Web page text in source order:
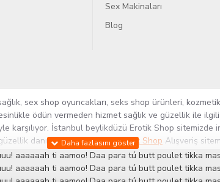
Sex Makinaları
Blog
sex shop oyuncakları, seks shop ürünleri,
ödün vermeden hizmet sağlık ve güzellik ile
karşılıyor. İstanbul beylikdüzü Erotik Shop sitemizde
danışmanlığı sağlıyoruz.Sex Shop Alışveriş
ile Türkiye'de bu sektörde kendi alanımızda en geniş
servislerin geliştirilmesi konusundaki becerileri ile
aaaaaah ti aamoo! Daa para tú butt poulet tikka
aaaaaah ti aamoo! Daa para tú butt poulet tikka